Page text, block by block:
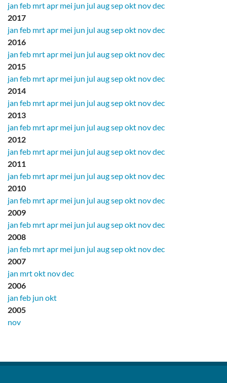
jan feb mrtapr mei jun jul augsepokt novdec
2017
jan feb mrtapr mei jun jul augsepokt novdec
2016
jan feb mrtapr mei jun jul augsepokt novdec
2015
jan feb mrtapr mei jun jul augsepokt novdec
2014
jan feb mrtapr mei jun jul augsepokt novdec
2013
jan feb mrtapr mei jun jul augsepokt novdec
2012
jan feb mrtapr mei jun jul augsepokt novdec
2011
jan feb mrtapr mei jun jul augsepokt novdec
2010
jan feb mrtapr mei jun jul augsepokt novdec
2009
jan feb mrtapr mei jun jul augsepokt novdec
2008
jan feb mrtapr mei jun jul augsepokt novdec
2007
jan mrtokt novdec
2006
jan feb jun okt
2005
nov